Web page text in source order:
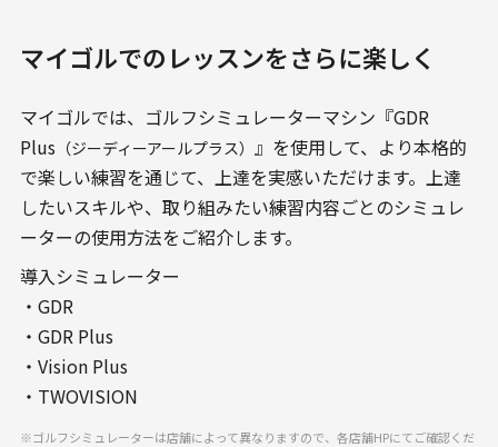
マイゴルでのレッスンをさらに楽しく
マイゴルでは、ゴルフシミュレーターマシン『GDR
Plus （ジーディーアールプラス） 』を使用して、より本格的
で楽しい練習を通じて、上達を実感いただけます。上達
したいスキルや、取り組みたい練習内容ごとのシミュレ
ーターの使用方法をご紹介します。
導入シミュレーター
・GDR
・GDR Plus
・Vision Plus
・TWOVISION
ゴルフシミュレーターは店舗によって異なりますので、各店舗HPにてご確認くだ